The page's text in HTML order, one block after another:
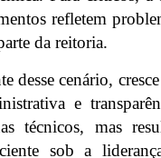
refletem
da reitoria.
desse cenário,
e
técnicos, mas
sob a